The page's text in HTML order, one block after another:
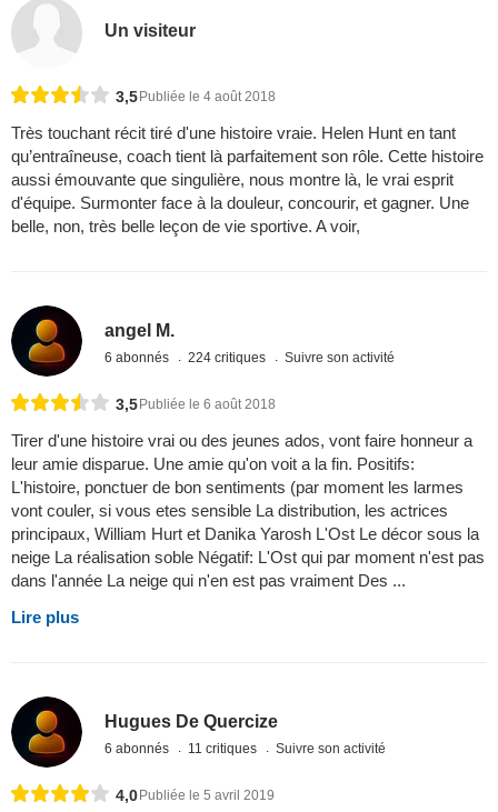
Un visiteur
3,5Publiée le 4 août 2018
Très touchant récit tiré d'une histoire vraie. Helen Hunt en tant
qu’entraîneuse, coach tient là parfaitement son rôle. Cette histoire
aussi émouvante que singulière, nous montre là, le vrai esprit
d'équipe. Surmonter face à la douleur, concourir, et gagner. Une
belle, non, très belle leçon de vie sportive. A voir,
angel M.
6 abonnés 224 critiques Suivre son activité
3,5Publiée le 6 août 2018
Tirer d'une histoire vrai ou des jeunes ados, vont faire honneur a
leur amie disparue. Une amie qu'on voit a la fin. Positifs:
L'histoire, ponctuer de bon sentiments (par moment les larmes
vont couler, si vous etes sensible La distribution, les actrices
principaux, William Hurt et Danika Yarosh L'Ost Le décor sous la
neige La réalisation soble Négatif: L'Ost qui par moment n'est pas
dans l'année La neige qui n'en est pas vraiment Des ...
Lire plus
Hugues De Quercize
6 abonnés 11 critiques Suivre son activité
4,0 Publiée le 5 avril 2019